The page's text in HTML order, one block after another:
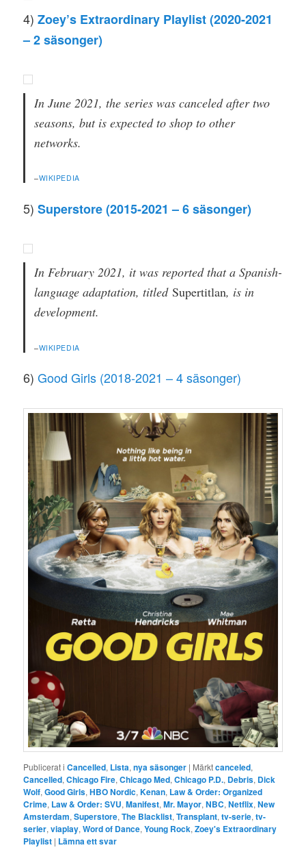
4)Zoey’s Extraordinary Playlist (2020-2021
– 2 säsonger)
In June 2021, the series was canceled after two
seasons, but is expected to shop to other
networks.
–WIKIPEDIA
5)Superstore (2015-2021 – 6 säsonger)
In February 2021, it was reported that a Spanish-
language adaptation, titledSupertitlan, is in
development.
–WIKIPEDIA
6)Good Girls (2018-2021 – 4 säsonger)
Publicerat i Cancelled, Lista,nya säsonger | Märktcanceled,
Cancelled,Chicago Fire,Chicago Med,Chicago P.D., Debris, Dick
Wolf,Good Girls,HBO Nordic,Kenan, Law & Order: Organized
Crime, Law & Order: SVU,Manifest,Mr. Mayor,NBC,Netflix,New
Amsterdam,Superstore,The Blacklist,Transplant,tv-serie,tv-
serier,viaplay,Word of Dance,Young Rock,Zoey's Extraordinary
Playlist | Lämna ett svar